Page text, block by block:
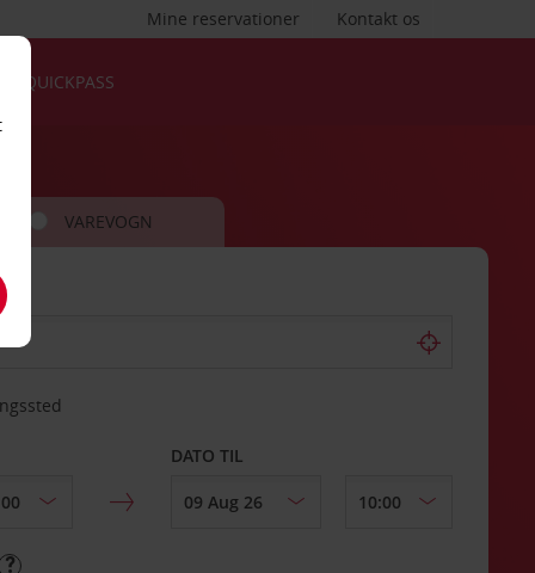
Kontakt os
Mine reservationer
QUICKPASS
VAREVOGN
DATO TIL